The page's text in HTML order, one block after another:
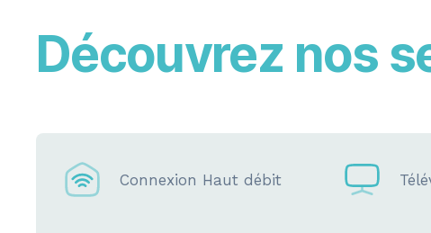
Découvrez nos
Connexion Haut débit